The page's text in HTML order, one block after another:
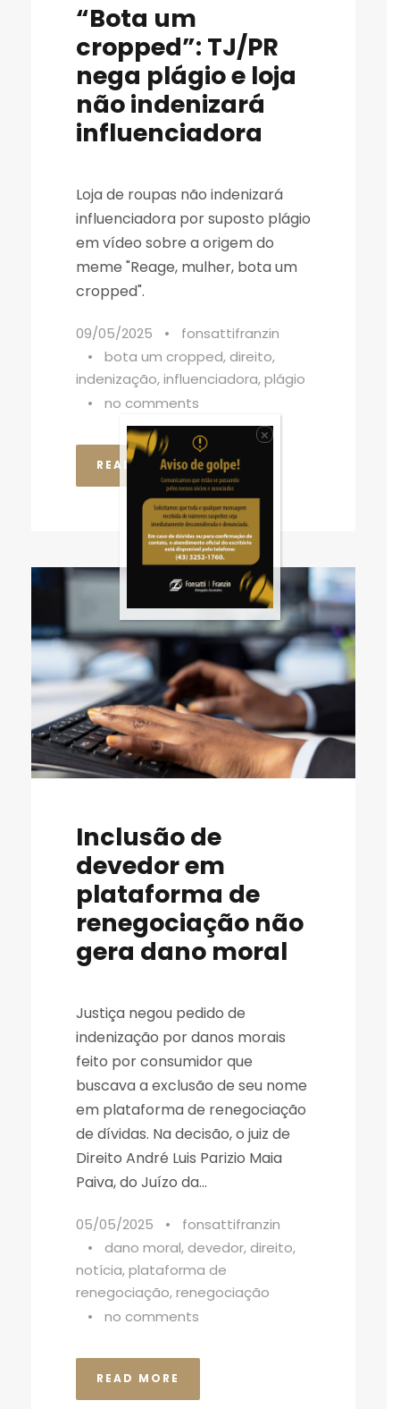
“Bota um
cropped”: TJ/PR
nega plágio e loja
não indenizará
influenciadora
Loja de roupas não indenizará
influenciadora por suposto plágio
em vídeo sobre a origem do
meme "Reage, mulher, bota um
cropped".
09/05/2025 •
fonsattifranzin
•
bota um cropped,direito,
indenização,influenciadora,plágio
•
no comments
READ MORE
Inclusão de
devedor em
plataforma de
renegociação não
gera dano moral
Justiça negou pedido de
indenização por danos morais
feito por consumidor que
buscava a exclusão de seu nome
em plataforma de renegociação
de dívidas. Na decisão, o juiz de
Direito André Luis Parizio Maia
Paiva, do Juízo da...
05/05/2025 •
fonsattifranzin
•
dano moral,devedor,direito,
notícia,plataforma de
renegociação,renegociação
•
no comments
READ MORE
×